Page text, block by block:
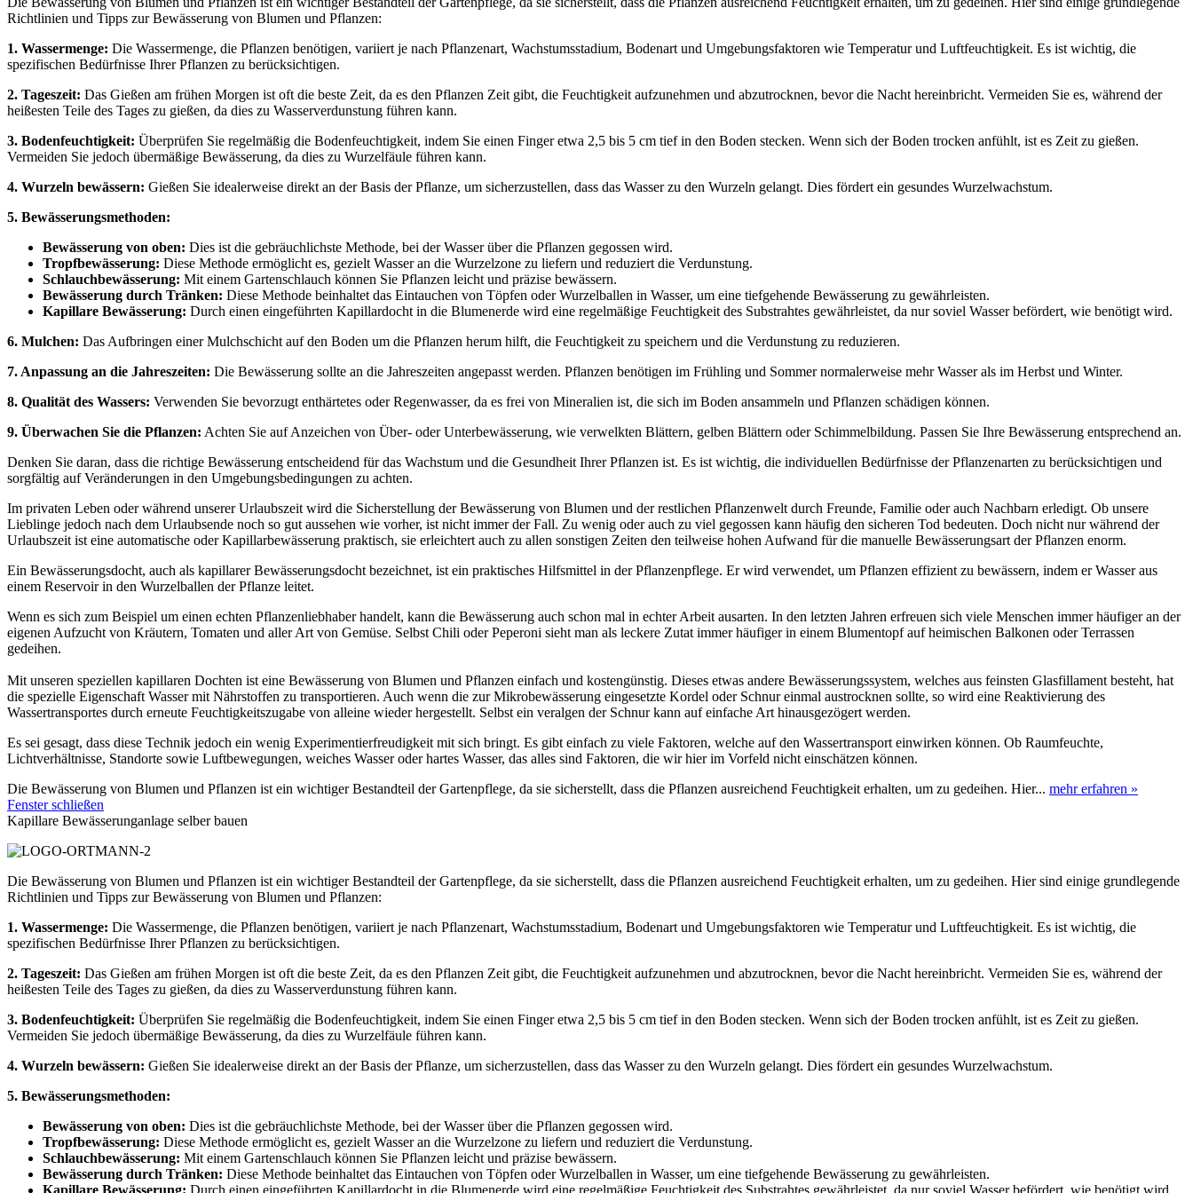
Richtlinien und Tipps zur Bewässerung von Blumen und Pflanzen:
1. Wassermenge: Die Wassermenge, die Pflanzen benötigen, variiert je nach Pflanzenart, Wachstumsstadium, Bodenart und Umgebungsfaktoren wie Temperatur und Luftfeuchtigkeit. Es ist wichtig, die
spezifischen Bedürfnisse Ihrer Pflanzen zu berücksichtigen.
2. Tageszeit: Das Gießen am frühen Morgen ist oft die beste Zeit, da es den Pflanzen Zeit gibt, die Feuchtigkeit aufzunehmen und abzutrocknen, bevor die Nacht hereinbricht. Vermeiden Sie es, während der
heißesten Teile des Tages zu gießen, da dies zu Wasserverdunstung führen kann.
3. Bodenfeuchtigkeit: Überprüfen Sie regelmäßig die Bodenfeuchtigkeit, indem Sie einen Finger etwa 2,5 bis 5 cm tief in den Boden stecken. Wenn sich der Boden trocken anfühlt, ist es Zeit zu gießen.
Vermeiden Sie jedoch übermäßige Bewässerung, da dies zu Wurzelfäule führen kann.
4. Wurzeln bewässern: Gießen Sie idealerweise direkt an der Basis der Pflanze, um sicherzustellen, dass das Wasser zu den Wurzeln gelangt. Dies fördert ein gesundes Wurzelwachstum.
5. Bewässerungsmethoden:
Bewässerung von oben: Dies ist die gebräuchlichste Methode, bei der Wasser über die Pflanzen gegossen wird.
Tropfbewässerung: Diese Methode ermöglicht es, gezielt Wasser an die Wurzelzone zu liefern und reduziert die Verdunstung.
Schlauchbewässerung: Mit einem Gartenschlauch können Sie Pflanzen leicht und präzise bewässern.
Bewässerung durch Tränken: Diese Methode beinhaltet das Eintauchen von Töpfen oder Wurzelballen in Wasser, um eine tiefgehende Bewässerung zu gewährleisten.
Kapillare Bewässerung: Durch einen eingeführten Kapillardocht in die Blumenerde wird eine regelmäßige Feuchtigkeit des Substrahtes gewährleistet, da nur soviel Wasser befördert, wie benötigt wird.
6. Mulchen: Das Aufbringen einer Mulchschicht auf den Boden um die Pflanzen herum hilft, die Feuchtigkeit zu speichern und die Verdunstung zu reduzieren.
7. Anpassung an die Jahreszeiten: Die Bewässerung sollte an die Jahreszeiten angepasst werden. Pflanzen benötigen im Frühling und Sommer normalerweise mehr Wasser als im Herbst und Winter.
8. Qualität des Wassers: Verwenden Sie bevorzugt enthärtetes oder Regenwasser, da es frei von Mineralien ist, die sich im Boden ansammeln und Pflanzen schädigen können.
9. Überwachen Sie die Pflanzen: Achten Sie auf Anzeichen von Über- oder Unterbewässerung, wie verwelkten Blättern, gelben Blättern oder Schimmelbildung. Passen Sie Ihre Bewässerung entsprechend an.
Denken Sie daran, dass die richtige Bewässerung entscheidend für das Wachstum und die Gesundheit Ihrer Pflanzen ist. Es ist wichtig, die individuellen Bedürfnisse der Pflanzenarten zu berücksichtigen und
sorgfältig auf Veränderungen in den Umgebungsbedingungen zu achten.
Im privaten Leben oder während unserer Urlaubszeit wird die Sicherstellung der Bewässerung von Blumen und der restlichen Pflanzenwelt durch Freunde, Familie oder auch Nachbarn erledigt. Ob unsere
Lieblinge jedoch nach dem Urlaubsende noch so gut aussehen wie vorher, ist nicht immer der Fall. Zu wenig oder auch zu viel gegossen kann häufig den sicheren Tod bedeuten. Doch nicht nur während der
Urlaubszeit ist eine automatische oder Kapillarbewässerung praktisch, sie erleichtert auch zu allen sonstigen Zeiten den teilweise hohen Aufwand für die manuelle Bewässerungsart der Pflanzen enorm.
Ein Bewässerungsdocht, auch als kapillarer Bewässerungsdocht bezeichnet, ist ein praktisches Hilfsmittel in der Pflanzenpflege. Er wird verwendet, um Pflanzen effizient zu bewässern, indem er Wasser aus
einem Reservoir in den Wurzelballen der Pflanze leitet.
Wenn es sich zum Beispiel um einen echten Pflanzenliebhaber handelt, kann die Bewässerung auch schon mal in echter Arbeit ausarten. In den letzten Jahren erfreuen sich viele Menschen immer häufiger an der
eigenen Aufzucht von Kräutern, Tomaten und aller Art von Gemüse. Selbst Chili oder Peperoni sieht man als leckere Zutat immer häufiger in einem Blumentopf auf heimischen Balkonen oder Terrassen
gedeihen.
Mit unseren speziellen kapillaren Dochten ist eine Bewässerung von Blumen und Pflanzen einfach und kostengünstig. Dieses etwas andere Bewässerungssystem, welches aus feinsten Glasfillament besteht, hat
die spezielle Eigenschaft Wasser mit Nährstoffen zu transportieren. Auch wenn die zur Mikrobewässerung eingesetzte Kordel oder Schnur einmal austrocknen sollte, so wird eine Reaktivierung des
Wassertransportes durch erneute Feuchtigkeitszugabe von alleine wieder hergestellt. Selbst ein veralgen der Schnur kann auf einfache Art hinausgezögert werden.
Es sei gesagt, dass diese Technik jedoch ein wenig Experimentierfreudigkeit mit sich bringt. Es gibt einfach zu viele Faktoren, welche auf den Wassertransport einwirken können. Ob Raumfeuchte,
Lichtverhältnisse, Standorte sowie Luftbewegungen, weiches Wasser oder hartes Wasser, das alles sind Faktoren, die wir hier im Vorfeld nicht einschätzen können.
Die Bewässerung von Blumen und Pflanzen ist ein wichtiger Bestandteil der Gartenpflege, da sie sicherstellt, dass die Pflanzen ausreichend Feuchtigkeit erhalten, um zu gedeihen. Hier... mehr erfahren »
Fenster schließen
Kapillare Bewässerunganlage selber bauen
Die Bewässerung von Blumen und Pflanzen ist ein wichtiger Bestandteil der Gartenpflege, da sie sicherstellt, dass die Pflanzen ausreichend Feuchtigkeit erhalten, um zu gedeihen. Hier sind einige grundlegende
Richtlinien und Tipps zur Bewässerung von Blumen und Pflanzen:
1. Wassermenge: Die Wassermenge, die Pflanzen benötigen, variiert je nach Pflanzenart, Wachstumsstadium, Bodenart und Umgebungsfaktoren wie Temperatur und Luftfeuchtigkeit. Es ist wichtig, die
spezifischen Bedürfnisse Ihrer Pflanzen zu berücksichtigen.
2. Tageszeit: Das Gießen am frühen Morgen ist oft die beste Zeit, da es den Pflanzen Zeit gibt, die Feuchtigkeit aufzunehmen und abzutrocknen, bevor die Nacht hereinbricht. Vermeiden Sie es, während der
heißesten Teile des Tages zu gießen, da dies zu Wasserverdunstung führen kann.
3. Bodenfeuchtigkeit: Überprüfen Sie regelmäßig die Bodenfeuchtigkeit, indem Sie einen Finger etwa 2,5 bis 5 cm tief in den Boden stecken. Wenn sich der Boden trocken anfühlt, ist es Zeit zu gießen.
Vermeiden Sie jedoch übermäßige Bewässerung, da dies zu Wurzelfäule führen kann.
4. Wurzeln bewässern: Gießen Sie idealerweise direkt an der Basis der Pflanze, um sicherzustellen, dass das Wasser zu den Wurzeln gelangt. Dies fördert ein gesundes Wurzelwachstum.
5. Bewässerungsmethoden:
Bewässerung von oben: Dies ist die gebräuchlichste Methode, bei der Wasser über die Pflanzen gegossen wird.
Tropfbewässerung: Diese Methode ermöglicht es, gezielt Wasser an die Wurzelzone zu liefern und reduziert die Verdunstung.
Schlauchbewässerung: Mit einem Gartenschlauch können Sie Pflanzen leicht und präzise bewässern.
Bewässerung durch Tränken: Diese Methode beinhaltet das Eintauchen von Töpfen oder Wurzelballen in Wasser, um eine tiefgehende Bewässerung zu gewährleisten.
Kapillare Bewässerung: Durch einen eingeführten Kapillardocht in die Blumenerde wird eine regelmäßige Feuchtigkeit des Substrahtes gewährleistet, da nur soviel Wasser befördert, wie benötigt wird.